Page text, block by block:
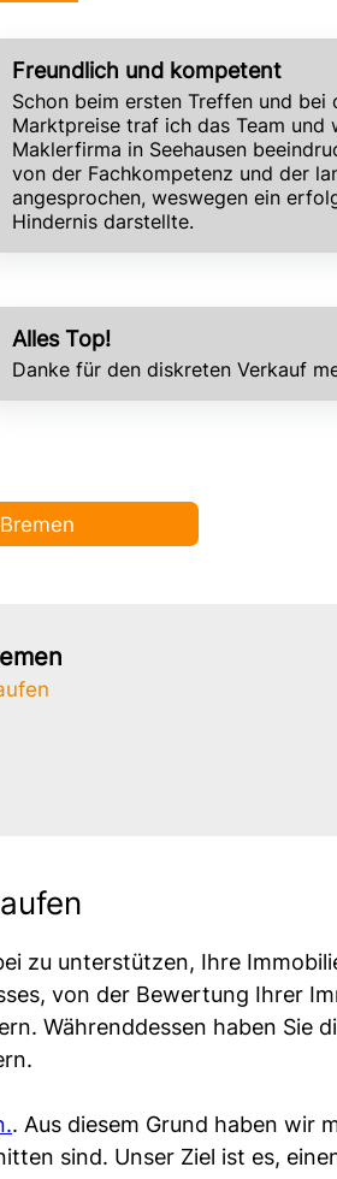
Freundlich und kompetent
Schon beim ersten Treffen und bei
Marktpreise traf ich das Team und
Maklerfirma in Seehausen
von der Fachkompetenz und der
angesprochen, weswegen ein
Hindernis darstellte.
Alles Top!
Danke für den diskreten Verkauf
zu unterstützen, Ihre
von der Bewertung Ihrer
Währenddessen haben Sie
. Aus diesem Grund haben wir
sind. Unser Ziel ist es,